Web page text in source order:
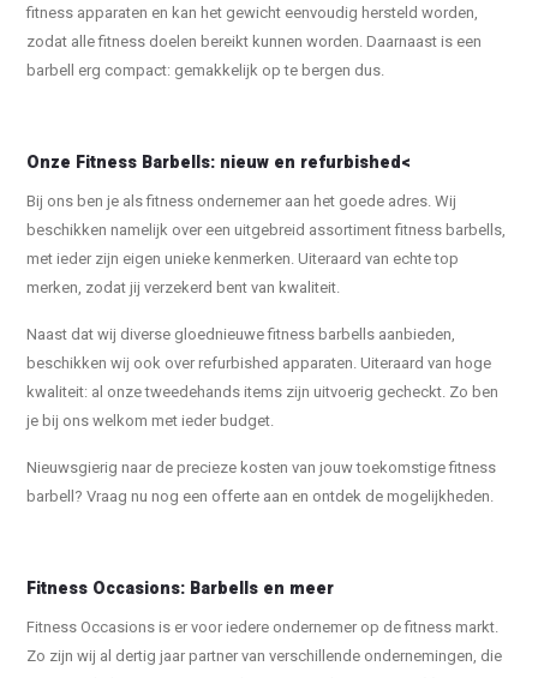
fitness apparaten en kan het gewicht eenvoudig hersteld worden,
zodat alle fitness doelen bereikt kunnen worden. Daarnaast is een
barbell erg compact: gemakkelijk op te bergen dus.
Onze Fitness Barbells: nieuw en refurbished<
Bij ons ben je als fitness ondernemer aan het goede adres. Wij
beschikken namelijk over een uitgebreid assortiment fitness barbells,
met ieder zijn eigen unieke kenmerken. Uiteraard van echte top
merken, zodat jij verzekerd bent van kwaliteit.
Naast dat wij diverse gloednieuwe fitness barbells aanbieden,
beschikken wij ook over refurbished apparaten. Uiteraard van hoge
kwaliteit: al onze tweedehands items zijn uitvoerig gecheckt. Zo ben
je bij ons welkom met ieder budget.
Nieuwsgierig naar de precieze kosten van jouw toekomstige fitness
barbell? Vraag nu nog een offerte aan en ontdek de mogelijkheden.
Fitness Occasions: Barbells en meer
Fitness Occasions is er voor iedere ondernemer op de fitness markt.
Zo zijn wij al dertig jaar partner van verschillende ondernemingen, die